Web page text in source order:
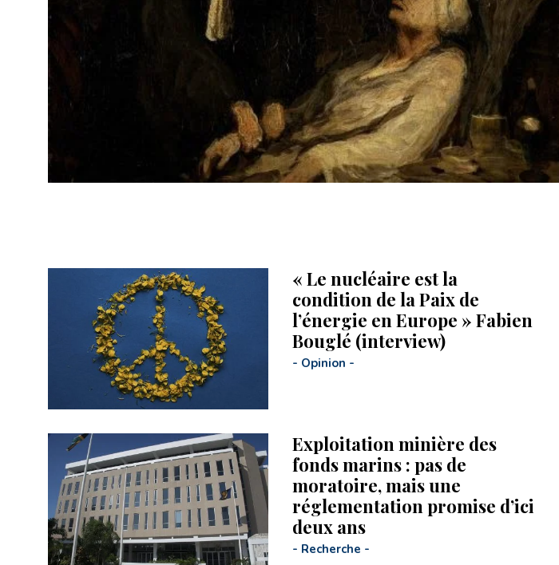
« Le nucléaire est la
condition de la Paix de
l’énergie en Europe » Fabien
Bouglé (interview)
- Opinion -
Exploitation minière des
fonds marins : pas de
moratoire, mais une
réglementation promise d’ici
deux ans
- Recherche -